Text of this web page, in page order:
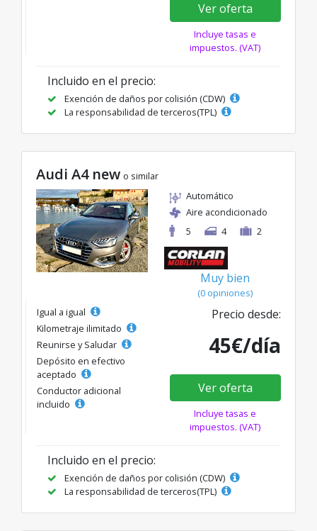
Ver oferta
Incluye tasas e
impuestos. (VAT)
Incluido en el precio:
Exención de daños por colisión (CDW)
La responsabilidad de terceros(TPL)
Audi A4 new o similar
Automático
Aire acondicionado
5
4 2
Muy bien
(0 opiniones)
Igual a igual
Kilometraje ilimitado
Reunirse y Saludar
Depósito en efectivo
aceptado
Conductor adicional
incluido
Precio desde:
45€/día
Ver oferta
Incluye tasas e
impuestos. (VAT)
Incluido en el precio:
Exención de daños por colisión (CDW)
La responsabilidad de terceros(TPL)